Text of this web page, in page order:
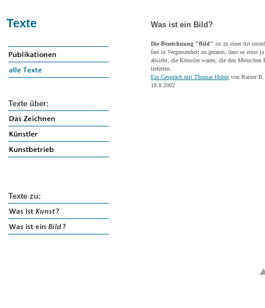
Texte Was ist ein Bild?
Texte über:
Texte zu:
Die Bezeichnung "Bild" ist zu einer Art
fast in Vergessenheit zu geraten, dass es einst
absieht, die Künstler waren, die den
lieferten.
Ein Gespräch mit Thomas Hubervon Rainer B.
18.8.2002